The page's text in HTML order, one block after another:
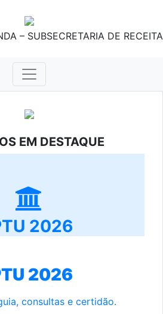
– SUBSECRETARIA DE RECEITA
EM DESTAQUE
2026
2026
consultas e certidão.